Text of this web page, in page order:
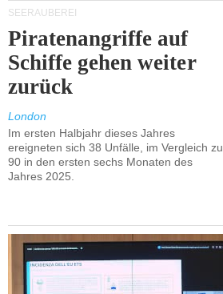
SEERÄUBEREI
Piratenangriffe auf
Schiffe gehen weiter
zurück
London
Im ersten Halbjahr dieses Jahres
ereigneten sich 38 Unfälle, im Vergleich zu
90 in den ersten sechs Monaten des
Jahres 2025.